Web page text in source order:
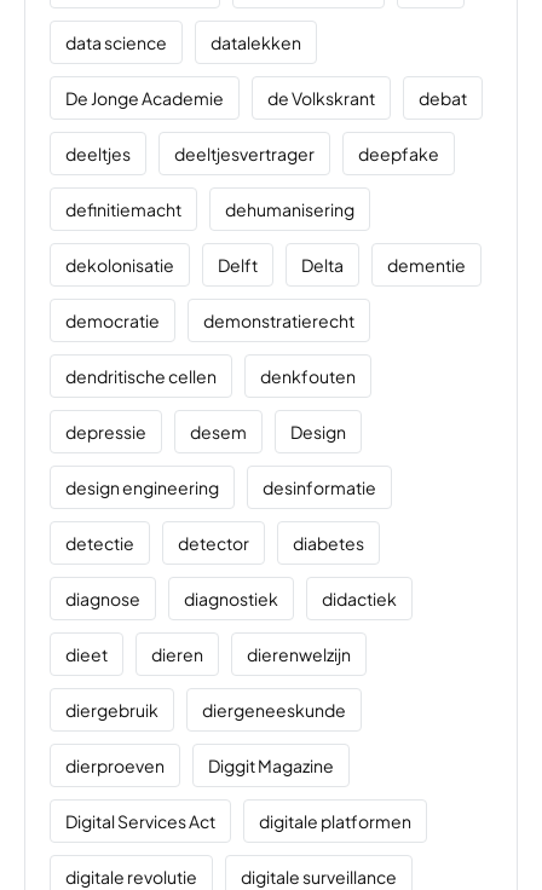
data science datalekken
De Jonge Academie de Volkskrant debat
deeltjes deeltjesvertrager deepfake
definitiemacht dehumanisering
dekolonisatie Delft Delta dementie
democratie demonstratierecht
dendritische cellen denkfouten
depressie desem Design
design engineering desinformatie
detectie detector diabetes
diagnose diagnostiek didactiek
dieet dieren dierenwelzijn
diergebruik diergeneeskunde
dierproeven Diggit Magazine
Digital Services Act digitale platformen
digitale revolutie digitale surveillance